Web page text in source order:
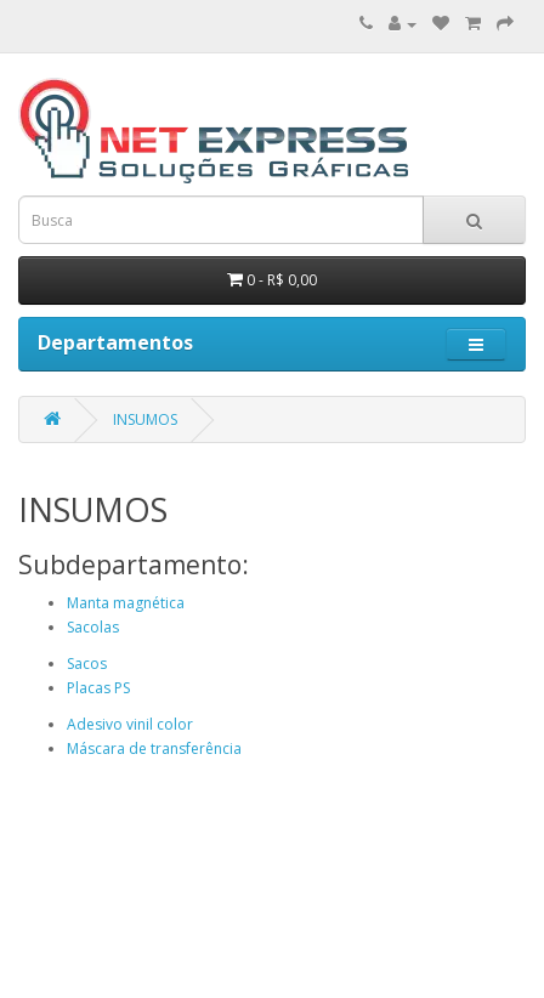
0 - R$ 0,00
Departamentos
INSUMOS
INSUMOS
Subdepartamento:
Manta magnética
Sacolas
Sacos
Placas PS
Adesivo vinil color
Máscara de transferência